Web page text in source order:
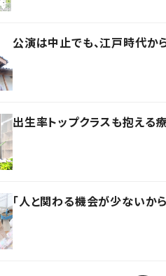
公演は中止でも、江戸時代
出生率トップクラスも抱える
「人と関わる機会が少ないか